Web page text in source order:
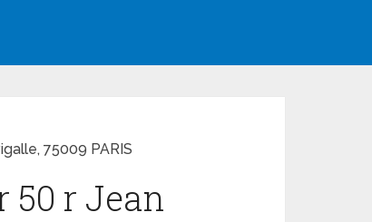
75009 PARIS
50 r Jean